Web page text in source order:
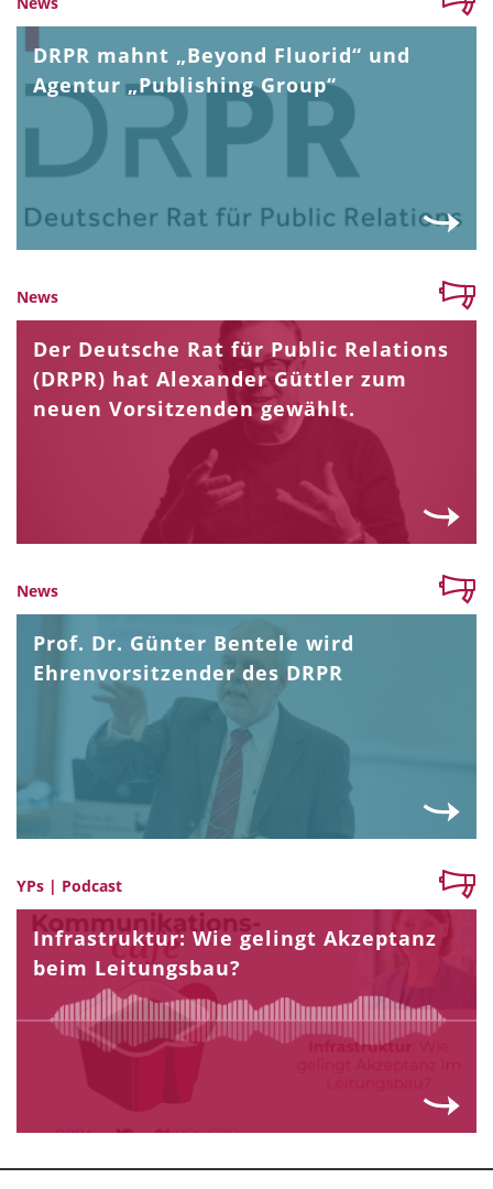
DRPR mahnt „Beyond Fluorid“ und
Agentur „Publishing Group“
News
Der Deutsche Rat für Public Relations
(DRPR) hat Alexander Güttler zum
neuen Vorsitzenden gewählt.
News
Prof. Dr. Günter Bentele wird
Ehrenvorsitzender des DRPR
YPs | Podcast
Infrastruktur: Wie gelingt Akzeptanz
beim Leitungsbau?